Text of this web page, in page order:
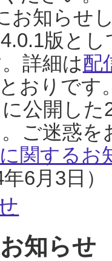
お知らせ
版と
詳細は配
おりです
公開し
ご迷惑
関するお
6月3日）
知らせ